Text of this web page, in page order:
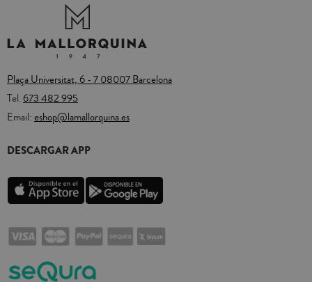
Plaça Universitat, 6 - 7 08007 Barcelona
Tel.673 482 995
Email:eshop@lamallorquina.es
DESCARGAR APP